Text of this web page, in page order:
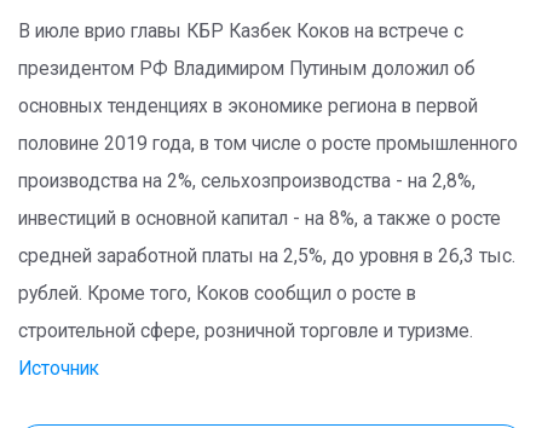
В июле врио главы КБР Казбек Коков на встрече с
президентом РФ Владимиром Путиным доложил об
основных тенденциях в экономике региона в первой
половине 2019 года, в том числе о росте промышленного
производства на 2%, сельхозпроизводства - на 2,8%,
инвестиций в основной капитал - на 8%, а также о росте
средней заработной платы на 2,5%, до уровня в 26,3 тыс.
рублей. Кроме того, Коков сообщил о росте в
строительной сфере, розничной торговле и туризме.
Источник